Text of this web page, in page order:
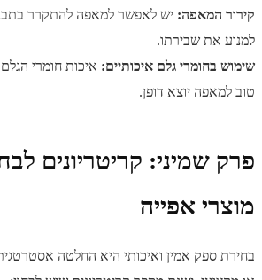
קירור המאפה: יש לאפשר למאפה להתקרר
למנוע את שבירתו.
שימוש בחומרי גלם איכותיים: איכות חומרי
טוב למאפה יוצא דופן.
פרק שמיני: קריטריונים
מוצרי אפייה
בחירת ספק אמין ואיכותי היא החלטה